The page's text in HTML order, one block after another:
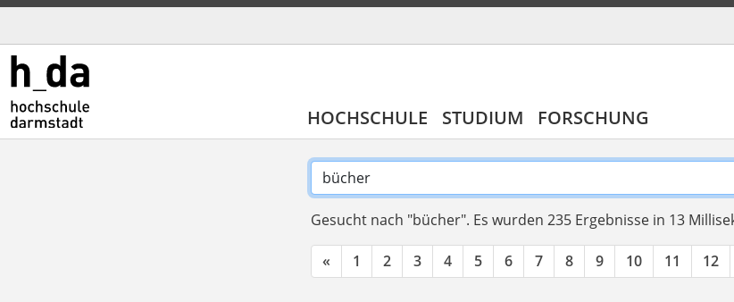
HOCHSCHULE STUDIUM FORSCHUNG
Gesucht nach "bücher". Es wurden 235 Ergebnisse in 13
« 1 2 3 4 5 6 7 8 9 10 11 12